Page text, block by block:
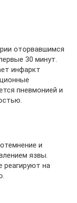
оторвавшимся
30 минут.
инфаркт
пневмонией и
и
язвы.
реагируют на